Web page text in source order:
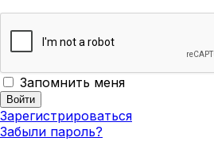
Запомнить меня
Зарегистрироваться
Забыли пароль?